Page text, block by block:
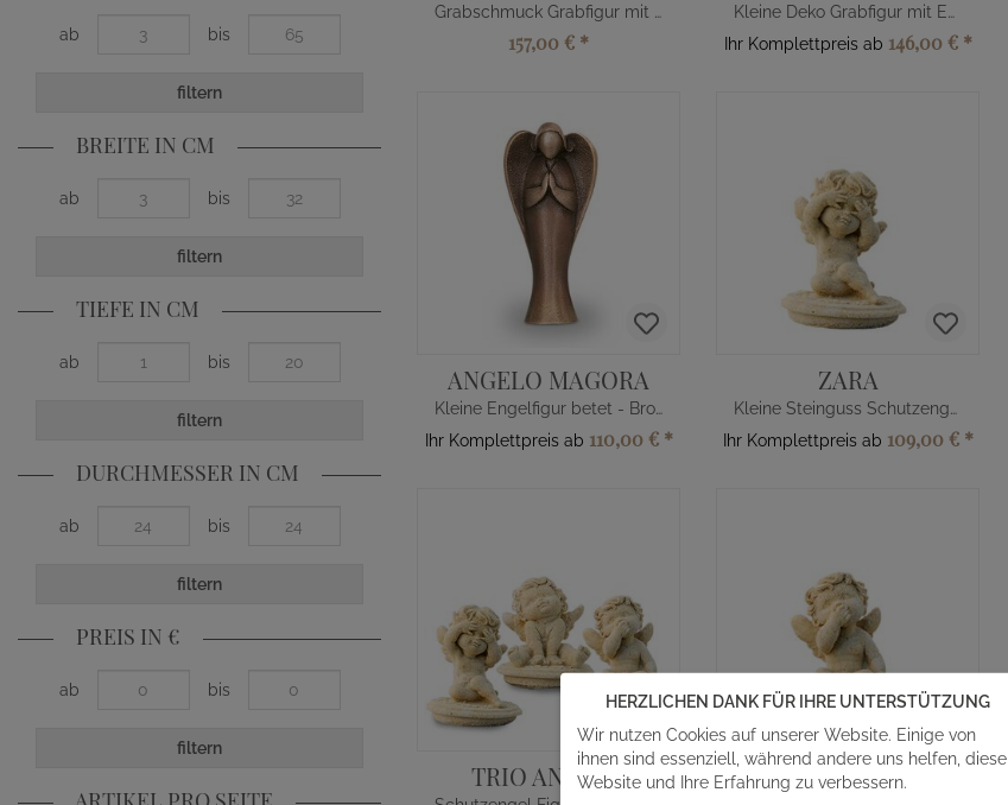
Grabschmuck Grabfigur mit Engel
157,00 € *
Kleine Deko Grabfigur mit Engel
Ihr Komplettpreis ab 146,00 € *
ANGELO MAGORA
Kleine Engelfigur betet - Bronzeguss
Ihr Komplettpreis ab 110,00 € *
ZARA
Kleine Steinguss Schutzengel Figur Deko
Ihr Komplettpreis ab 109,00 € *
TRIO ANGELO ZIRI
ab bis
filtern
BREITE IN CM
ab bis
filtern
TIEFE IN CM
ab bis
filtern
DURCHMESSER IN CM
ab bis
filtern
PREIS IN €
ab bis
filtern
HERZLICHEN DANK FÜR IHRE UNTERSTÜTZUNG
Wir nutzen Cookies auf unserer Website. Einige von
ihnen sind essenziell, während andere uns helfen, diese
Website und Ihre Erfahrung zu verbessern.